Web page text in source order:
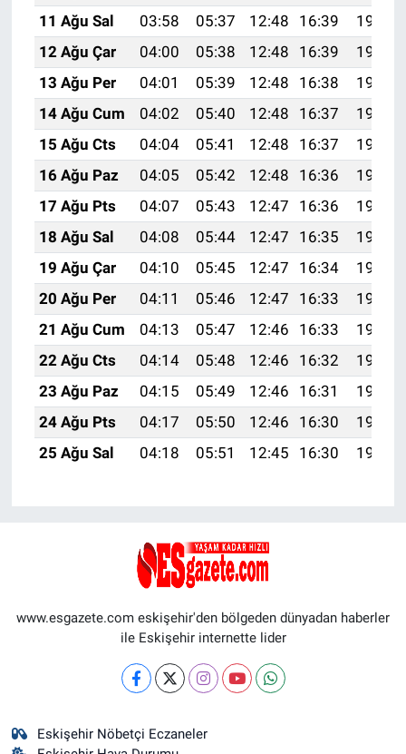
11 Ağu Sal
03:58 05:37 12:48 16:39
19:50
12 Ağu Çar
04:00 05:38 12:48 16:39
19:49
13 Ağu Per
04:01 05:39 12:48 16:38
19:47
14 Ağu Cum
04:02 05:40 12:48 16:37
19:46
15 Ağu Cts
04:04 05:41 12:48 16:37
19:45
16 Ağu Paz
04:05 05:42 12:48 16:36
19:43
17 Ağu Pts
04:07 05:43 12:47 16:36
19:42
18 Ağu Sal
04:08 05:44 12:47 16:35
19:40
19 Ağu Çar
04:10 05:45 12:47 16:34
19:39
20 Ağu Per
04:11 05:46 12:47 16:33
19:38
21 Ağu Cum
04:13 05:47 12:46 16:33
19:36
22 Ağu Cts
04:14 05:48 12:46 16:32
19:35
23 Ağu Paz
04:15 05:49 12:46 16:31
19:33
24 Ağu Pts
04:17 05:50 12:46 16:30
19:32
25 Ağu Sal
04:18 05:51 12:45 16:30 19:30
www.esgazete.com eskişehir'den bölgeden dünyadan haberler
ile Eskişehir internette lider
Eskişehir Nöbetçi Eczaneler